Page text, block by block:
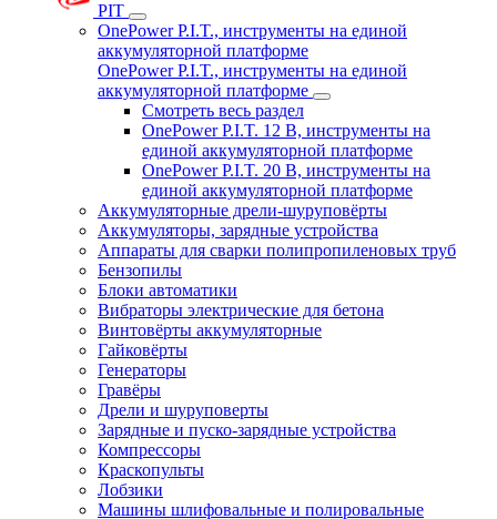
PIT
OnePower P.I.T., инструменты на единой
аккумуляторной платформе
OnePower P.I.T., инструменты на единой
аккумуляторной платформе
Смотреть весь раздел
OnePower P.I.T. 12 В, инструменты на
единой аккумуляторной платформе
OnePower P.I.T. 20 В, инструменты на
единой аккумуляторной платформе
Аккумуляторные дрели-шуруповёрты
Аккумуляторы, зарядные устройства
Аппараты для сварки полипропиленовых труб
Бензопилы
Блоки автоматики
Вибраторы электрические для бетона
Винтовёрты аккумуляторные
Гайковёрты
Генераторы
Гравёры
Дрели и шуруповерты
Зарядные и пуско-зарядные устройства
Компрессоры
Краскопульты
Лобзики
Машины шлифовальные и полировальные